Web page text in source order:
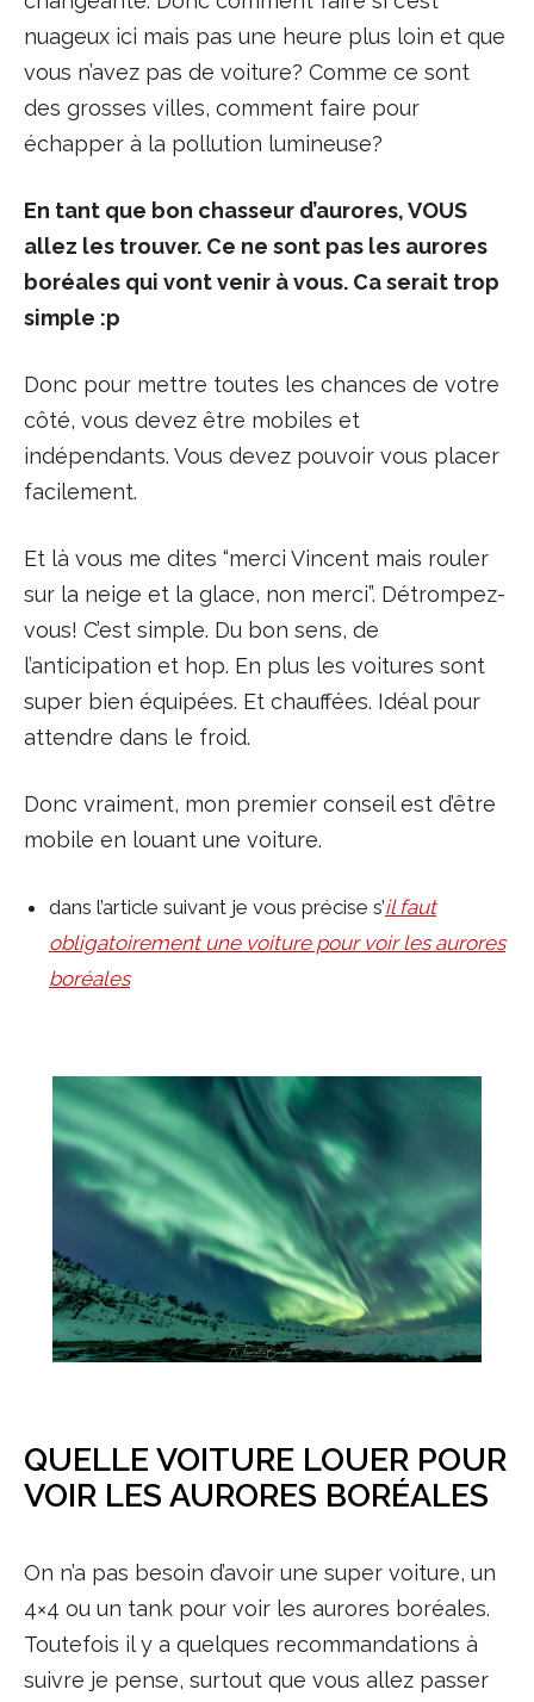
nuageux ici mais pas une heure plus loin et que
vous n’avez pas de voiture? Comme ce sont
des grosses villes, comment faire pour
échapper à la pollution lumineuse?
En tant que bon chasseur d’aurores, VOUS
allez les trouver. Ce ne sont pas les aurores
boréales qui vont venir à vous. Ca serait trop
simple :p
Donc pour mettre toutes les chances de votre
côté, vous devez être mobiles et
indépendants. Vous devez pouvoir vous placer
facilement.
Et là vous me dites “merci Vincent mais rouler
sur la neige et la glace, non merci”. Détrompez-
vous! C’est simple. Du bon sens, de
l’anticipation et hop. En plus les voitures sont
super bien équipées. Et chauffées. Idéal pour
attendre dans le froid.
Donc vraiment, mon premier conseil est d’être
mobile en louant une voiture.
dans l’article suivant je vous précise s’il faut
obligatoirement une voiture pour voir les aurores
boréales
QUELLE VOITURE LOUER POUR
VOIR LES AURORES BORÉALES
On n’a pas besoin d’avoir une super voiture, un
4×4 ou un tank pour voir les aurores boréales.
Toutefois il y a quelques recommandations à
suivre je pense, surtout que vous allez passer